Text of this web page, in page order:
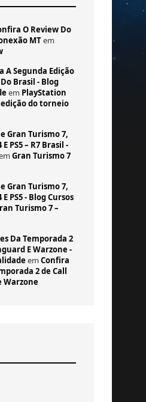
O Review Do
MTem
A Segunda Edição
Brasil - Blog
em PlayStation
do torneio
Gran Turismo 7,
PS5 – R7 Brasil -
Gran Turismo 7
Gran Turismo 7,
PS5 - Blog Cursos
Turismo 7 –
Da Temporada 2
E Warzone -
em Confira
2 de Call
Warzone